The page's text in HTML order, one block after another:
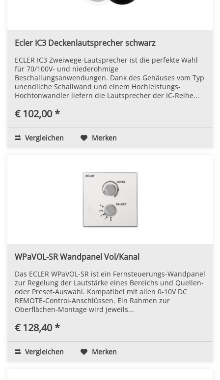
Ecler IC3 Deckenlautsprecher schwarz
ECLER IC3 Zweiwege-Lautsprecher ist die perfekte Wahl
für 70/100V- und niederohmige
Beschallungsanwendungen. Dank des Gehäuses vom Typ
unendliche Schallwand und einem Hochleistungs-
Hochtonwandler liefern die Lautsprecher der IC-Reihe...
€ 102,00 *
Vergleichen Merken
WPaVOL-SR Wandpanel Vol/Kanal
Das ECLER WPaVOL-SR ist ein Fernsteuerungs-Wandpanel
zur Regelung der Lautstärke eines Bereichs und Quellen-
oder Preset-Auswahl. Kompatibel mit allen 0-10V DC
REMOTE-Control-Anschlüssen. Ein Rahmen zur
Oberflächen-Montage wird jeweils...
€ 128,40 *
Vergleichen Merken